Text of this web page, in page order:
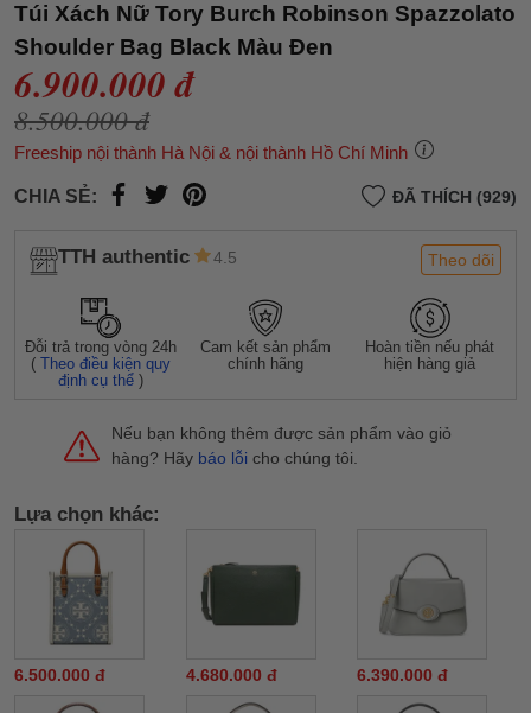
Túi Xách Nữ Tory Burch Robinson Spazzolato
Shoulder Bag Black Màu Đen
6.900.000 đ
8.500.000 đ
Freeship nội thành Hà Nội & nội thành Hồ Chí Minh
CHIA SẺ: ĐÃ THÍCH (929)
TTH authentic 4.5 Theo dõi
Đỗi trả trong vòng 24h
(Theo điều kiện quy
định cụ thể )
Cam kết sản phẩm
chính hãng
Hoàn tiền nếu phát
hiện hàng giả
Nếu bạn không thêm được sản phẩm vào giỏ
hàng? Hãy báo lỗi cho chúng tôi.
Lựa chọn khác:
6.500.000 đ 4.680.000 đ 6.390.000 đ